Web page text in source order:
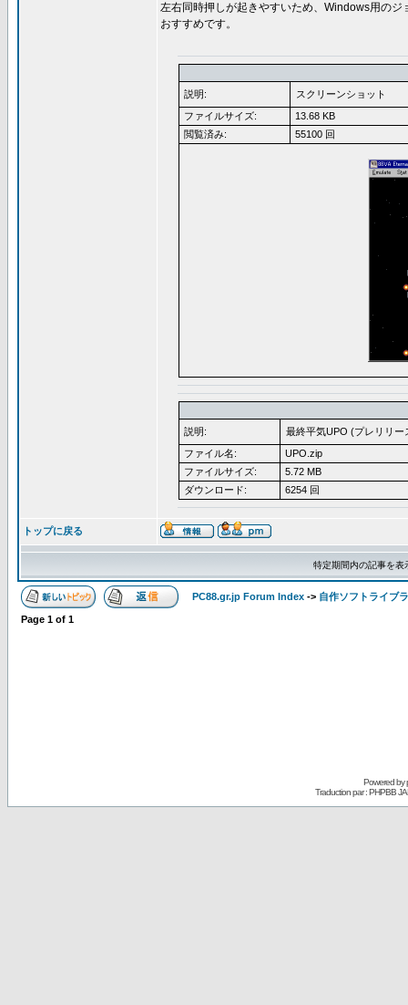
左右同時押しが起きやすいため、Windows用のジ
おすすめです。
説明:
スクリーンショット
ファイルサイズ:
13.68 KB
閲覧済み:
55100 回
説明:
最終平気UPO (プレリリ
ファイル名:
UPO.zip
ファイルサイズ:
5.72 MB
ダウンロード:
6254 回
トップに戻る
特定期間内の記事を
PC88.gr.jp Forum Index -> 自作ソフトライブ
Page 1 of 1
Powered by
Traduction par : PHPBB